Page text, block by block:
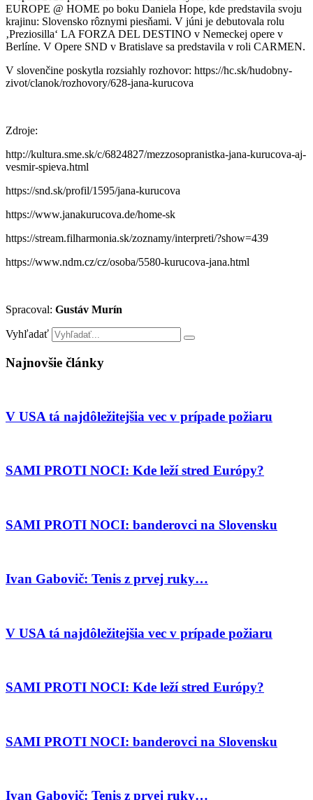
EUROPE @ HOME po boku Daniela Hope, kde predstavila svoju
krajinu: Slovensko rôznymi piesňami. V júni je debutovala rolu
‚Preziosilla‘ LA FORZA DEL DESTINO v Nemeckej opere v
Berlíne. V Opere SND v Bratislave sa predstavila v roli CARMEN.
V slovenčine poskytla rozsiahly rozhovor: https://hc.sk/hudobny-
zivot/clanok/rozhovory/628-jana-kurucova
Zdroje:
http://kultura.sme.sk/c/6824827/mezzosopranistka-jana-kurucova-aj-
vesmir-spieva.html
https://snd.sk/profil/1595/jana-kurucova
https://www.janakurucova.de/home-sk
https://stream.filharmonia.sk/zoznamy/interpreti/?show=439
https://www.ndm.cz/cz/osoba/5580-kurucova-jana.html
Spracoval: Gustáv Murín
Vyhľadať
Najnovšie články
V USA tá najdôležitejšia vec v prípade požiaru
SAMI PROTI NOCI: Kde leží stred Európy?
SAMI PROTI NOCI: banderovci na Slovensku
Ivan Gabovič: Tenis z prvej ruky…
V USA tá najdôležitejšia vec v prípade požiaru
SAMI PROTI NOCI: Kde leží stred Európy?
SAMI PROTI NOCI: banderovci na Slovensku
Ivan Gabovič: Tenis z prvej ruky…